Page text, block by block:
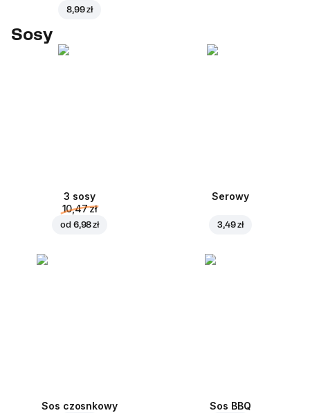
8,99 zł
Sosy
3 sosy
10,47 zł
od 6,98 zł
Serowy
3,49 zł
Sos czosnkowy Sos BBQ